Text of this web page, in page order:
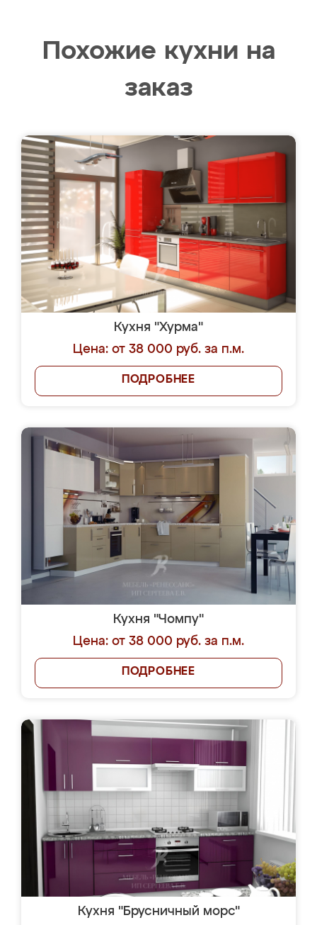
Похожие кухни на
заказ
Кухня "Хурма"
Цена: от 38 000 руб. за п.м.
ПОДРОБНЕЕ
Кухня "Чомпу"
Цена: от 38 000 руб. за п.м.
ПОДРОБНЕЕ
Кухня "Брусничный морс"